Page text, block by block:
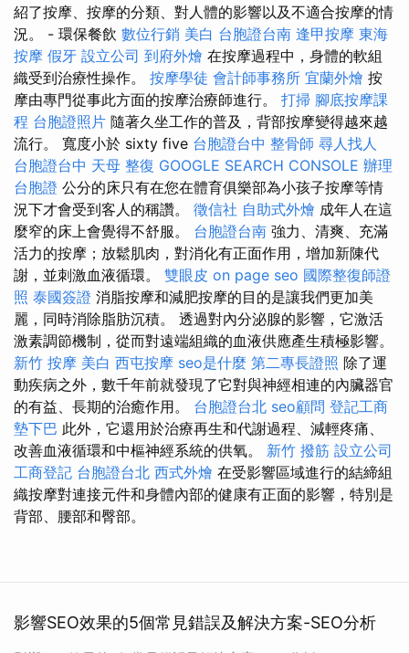
紹了按摩、按摩的分類、對人體的影響以及不適合按摩的情
況。 - 環保餐飲 數位行銷 美白 台胞證台南 逢甲按摩 東海
按摩 假牙 設立公司 到府外燴 在按摩過程中，身體的軟組
織受到治療性操作。 按摩學徒 會計師事務所 宜蘭外燴 按
摩由專門從事此方面的按摩治療師進行。 打掃 腳底按摩課
程 台胞證照片 隨著久坐工作的普及，背部按摩變得越來越
流行。 寬度小於 sixty five 台胞證台中 整骨師 尋人找人
台胞證台中 天母 整復 GOOGLE SEARCH CONSOLE 辦理
台胞證 公分的床只有在您在體育俱樂部為小孩子按摩等情
況下才會受到客人的稱讚。 徵信社 自助式外燴 成年人在這
麼窄的床上會覺得不舒服。 台胞證台南 強力、清爽、充滿
活力的按摩；放鬆肌肉，對消化有正面作用，增加新陳代
謝，並刺激血液循環。 雙眼皮 on page seo 國際整復師證
照 泰國簽證 消脂按摩和減肥按摩的目的是讓我們更加美
麗，同時消除脂肪沉積。 透過對內分泌腺的影響，它激活
激素調節機制，從而對遠端組織的血液供應產生積極影響。
新竹 按摩 美白 西屯按摩 seo是什麼 第二專長證照 除了運
動疾病之外，數千年前就發現了它對與神經相連的內臟器官
的有益、長期的治癒作用。 台胞證台北 seo顧問 登記工商
墊下巴 此外，它還用於治療再生和代謝過程、減輕疼痛、
改善血液循環和中樞神經系統的供氧。 新竹 撥筋 設立公司
工商登記 台胞證台北 西式外燴 在受影響區域進行的結締組
織按摩對連接元件和身體內部的健康有正面的影響，特別是
背部、腰部和臀部。
影響SEO效果的5個常見錯誤及解決方案-SEO分析